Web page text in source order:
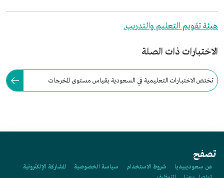
هيئة تقويم التعليم والتدريب.
الاختبارات ذات الصلة
تختص الاختبارات التعليمية في السعودية بقياس مستوى المخرجات
تصفح
عن سعوديبيديا شروط الاستخدام سياسة الخصوصية
المشاركة الإلكترونية